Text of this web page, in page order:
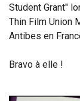
Student Grant"
Thin Film Union
Antibes en
Bravo à elle !